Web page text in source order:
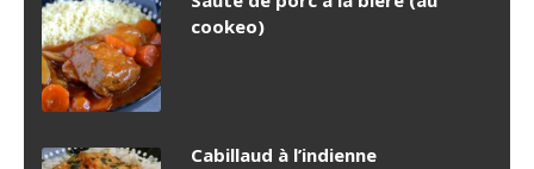
cookeo)
Cabillaud à l’indienne